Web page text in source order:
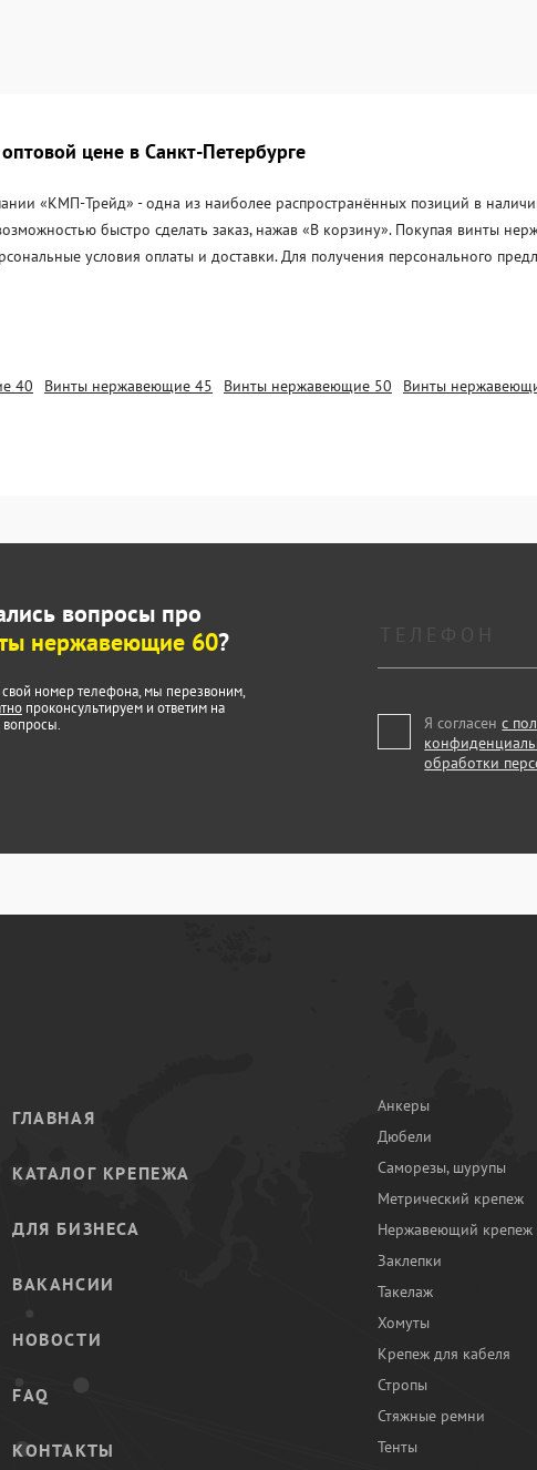
цене в Санкт-Петербурге
«KМП-Трейд» - одна из наиболее распространённых позиций в
быстро сделать заказ, нажав «В корзину». Покупая винты
условия оплаты и доставки. Для получения персонального
40 Винты нержавеющие 45 Винты нержавеющие 50 Винты
вопросы про
нержавеющие 60?
свой номер телефона, мы перезвоним,
проконсультируем и ответим на
Я согласенс
обработки
ГЛАВНАЯ
КАТАЛОГ КРЕПЕЖА
ДЛЯ БИЗНЕСА
ВАКАНСИИ
НОВОСТИ
FAQ
КОНТАКТЫ
Анкеры
Дюбели
Саморезы, шурупы
Метрический крепеж
Нержавеющий крепеж
Заклепки
Такелаж
Хомуты
Крепеж для кабеля
Стропы
Стяжные ремни
Тенты